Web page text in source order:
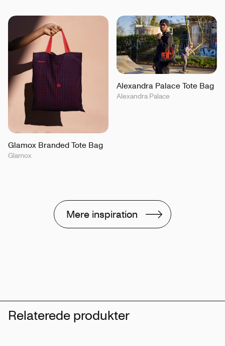
Glamox Branded Tote Bag
Glamox
Alexandra Palace Tote Bag
Alexandra Palace
Mere inspiration
Relaterede produkter